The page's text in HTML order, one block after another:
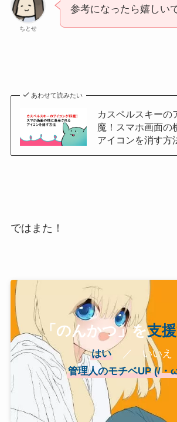
ちとせ
参考になったら嬉しい
あわせて読みたい
カスペルスキーの
魔！スマホ画面の
アイコンを消す方
ではまた！
「のんかつ」を支
はい
／ いいえ
管理人のモチベUP (/・